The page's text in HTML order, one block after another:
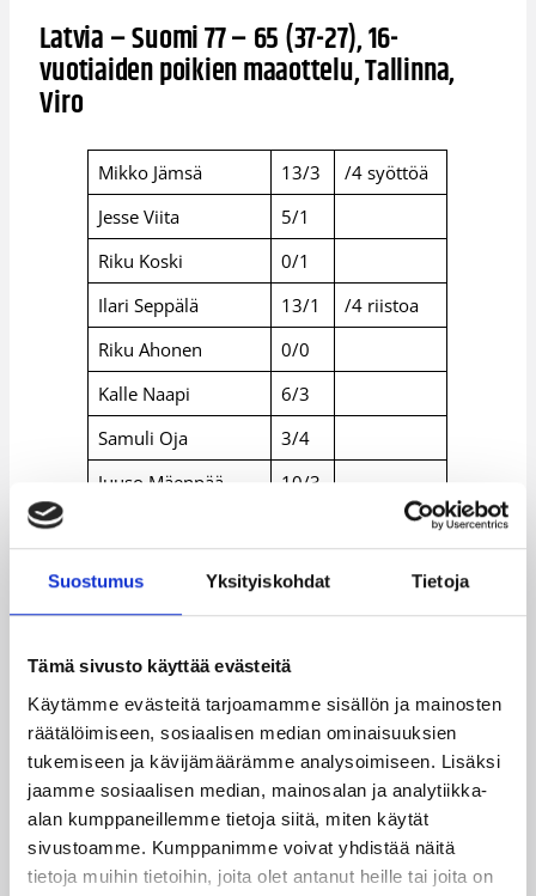
Suostumus Yksityiskohdat Tietoja
Tämä sivusto käyttää evästeitä
Käytämme evästeitä tarjoamamme sisällön ja mainosten
räätälöimiseen, sosiaalisen median ominaisuuksien
tukemiseen ja kävijämäärämme analysoimiseen. Lisäksi
jaamme sosiaalisen median, mainosalan ja analytiikka-
alan kumppaneillemme tietoja siitä, miten käytät
sivustoamme. Kumppanimme voivat yhdistää näitä
tietoja muihin tietoihin, joita olet antanut heille tai joita on
Latvia – Suomi 77 – 65 (37-27), 16-
vuotiaiden poikien maaottelu, Tallinna,
Viro
Mikko Jämsä 13/3
/4 syöttöä
Jesse Viita
5/1
Riku Koski
0/1
Ilari Seppälä
13/1
/4 riistoa
Riku Ahonen
0/0
Kalle Naapi
6/3
Samuli Oja
3/4
Juuso Mäenpää
10/3
Miikka Markkanen
6/2
Joonas Cavén
0/0
Daniel Dolenc
9/7
Lisätietoja:http://bsbc.basket.ee/
Päivitetty 03.01.2009